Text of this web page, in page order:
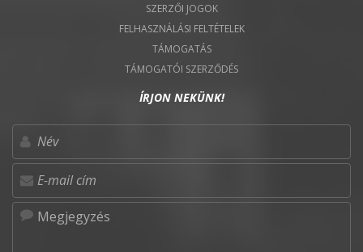
SZERZŐI JOGOK
FELHASZNÁLÁSI FELTÉTELEK
TÁMOGATÁS
TÁMOGATÓI SZERZŐDÉS
ÍRJON NEKÜNK!